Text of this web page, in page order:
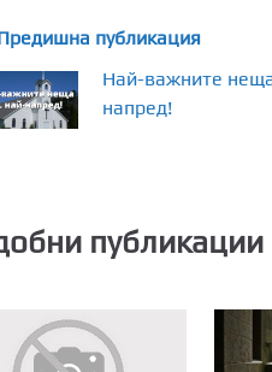
публикация
Най-важните
напред!
публикации